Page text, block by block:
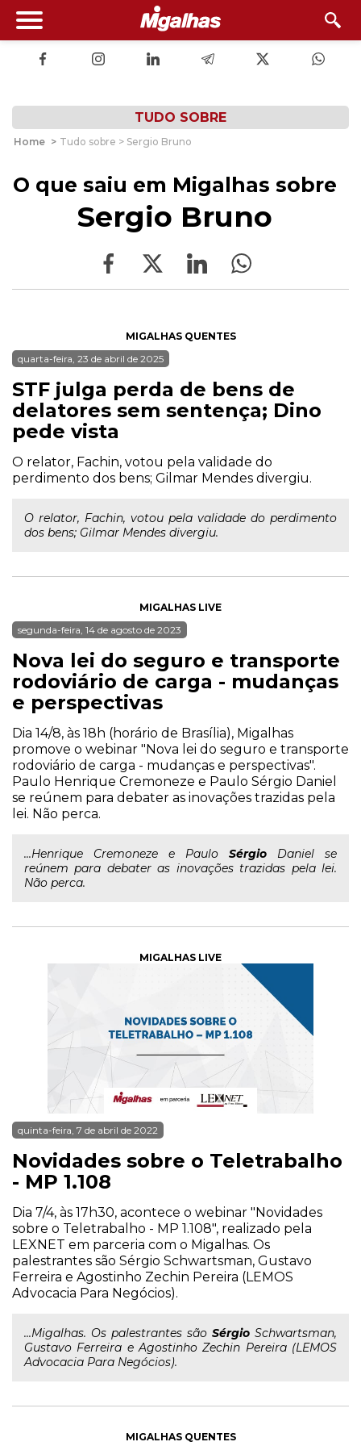
TUDO SOBRE
Home > Tudo sobre > Sergio Bruno
O que saiu em Migalhas sobre
Sergio Bruno
MIGALHAS QUENTES
quarta-feira, 23 de abril de 2025
STF julga perda de bens de
delatores sem sentença; Dino
pede vista
O relator, Fachin, votou pela validade do
perdimento dos bens; Gilmar Mendes divergiu.
O relator, Fachin, votou pela validade do perdimento
dos bens; Gilmar Mendes divergiu.
MIGALHAS LIVE
segunda-feira, 14 de agosto de 2023
Nova lei do seguro e transporte
rodoviário de carga - mudanças
e perspectivas
Dia 14/8, às 18h (horário de Brasília), Migalhas
promove o webinar "Nova lei do seguro e transporte
rodoviário de carga - mudanças e perspectivas".
Paulo Henrique Cremoneze e Paulo Sérgio Daniel
se reúnem para debater as inovações trazidas pela
lei. Não perca.
...Henrique Cremoneze e Paulo Sérgio Daniel se
reúnem para debater as inovações trazidas pela lei.
Não perca.
MIGALHAS LIVE
quinta-feira, 7 de abril de 2022
Novidades sobre o Teletrabalho
- MP 1.108
Dia 7/4, às 17h30, acontece o webinar "Novidades
sobre o Teletrabalho - MP 1.108", realizado pela
LEXNET em parceria com o Migalhas. Os
palestrantes são Sérgio Schwartsman, Gustavo
Ferreira e Agostinho Zechin Pereira (LEMOS
Advocacia Para Negócios).
...Migalhas. Os palestrantes são Sérgio Schwartsman,
Gustavo Ferreira e Agostinho Zechin Pereira (LEMOS
Advocacia Para Negócios).
MIGALHAS QUENTES